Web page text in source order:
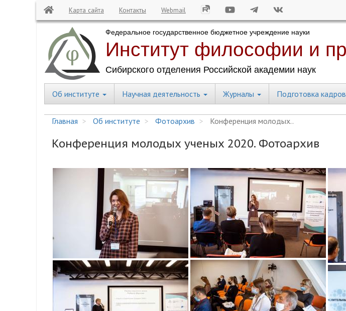
Карта сайта Контакты Webmail
Central
Об институте Научная деятельность Журналы Подготовка кадров
Главная Об институте Фотоархив Конференция молодых..
Конференция молодых ученых 2020. Фотоархив